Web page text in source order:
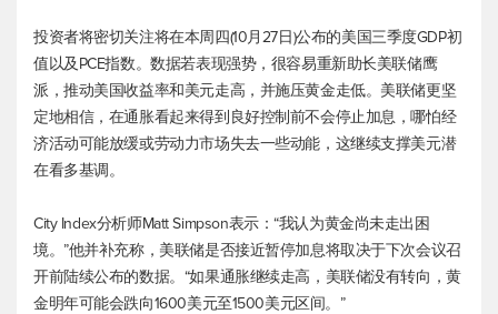
投资者将密切关注将在本周四(10月27日)公布的美国三季度GDP初
值以及PCE指数。数据若表现强势，很容易重新助长美联储鹰
派，推动美国收益率和美元走高，并施压黄金走低。美联储更坚
定地相信，在通胀看起来得到良好控制前不会停止加息，哪怕经
济活动可能放缓或劳动力市场失去一些动能，这继续支撑美元潜
在看多基调。
City Index分析师Matt Simpson表示：“我认为黄金尚未走出困
境。”他并补充称，美联储是否接近暂停加息将取决于下次会议召
开前陆续公布的数据。“如果通胀继续走高，美联储没有转向，黄
金明年可能会跌向1600美元至1500美元区间。”